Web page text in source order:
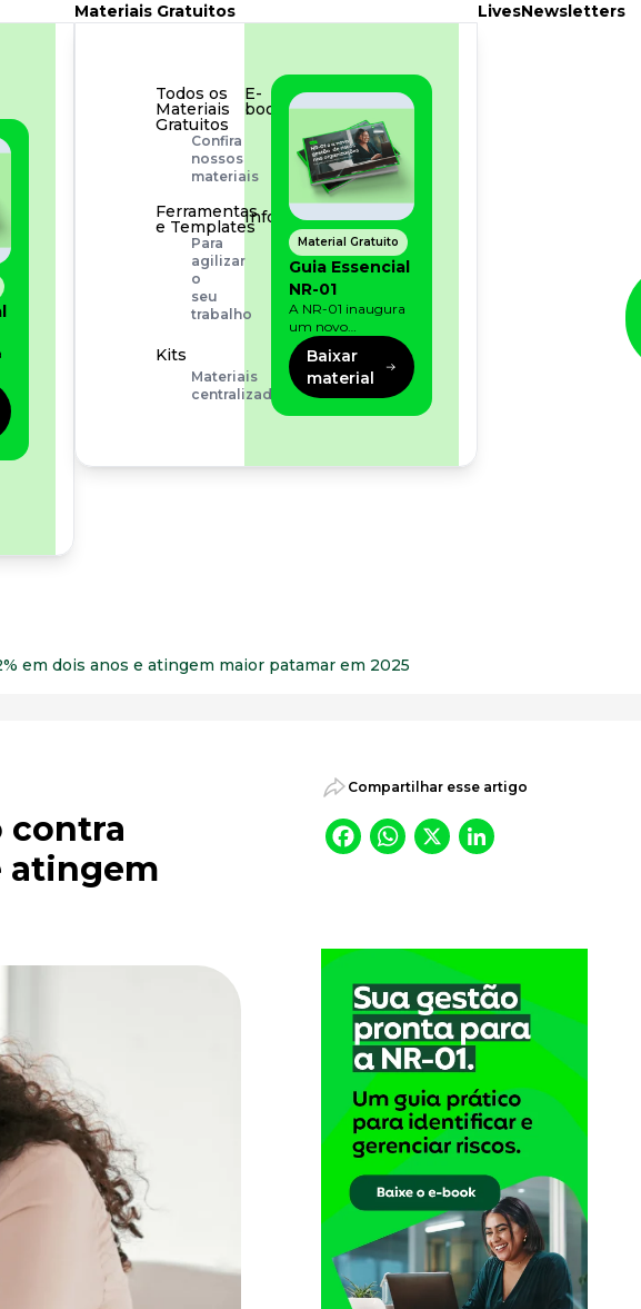
Materiais Gratuitos
Todos os
Materiais
Gratuitos
Confira
nossos
materiais
E-
book
Aprofunde
seu
conhecimento
Ferramentas
e Templates
Para
agilizar
o
seu
trabalho
Infográfico
Conteúdo
prático
rápido
Kits
Materiais
centralizados
Material Gratuito
Guia Essencial
NR-01
A NR-01 inaugura
um novo
momento na
prevenção de riscos:
agora, além dos
fatores físicos e
operacionais, as
para os riscos
Baixar
material
LivesNewsletters
em dois anos e atingem maior patamar em 2025
contra
atingem
Compartilhar esse artigo
Facebook
WhatsApp
X